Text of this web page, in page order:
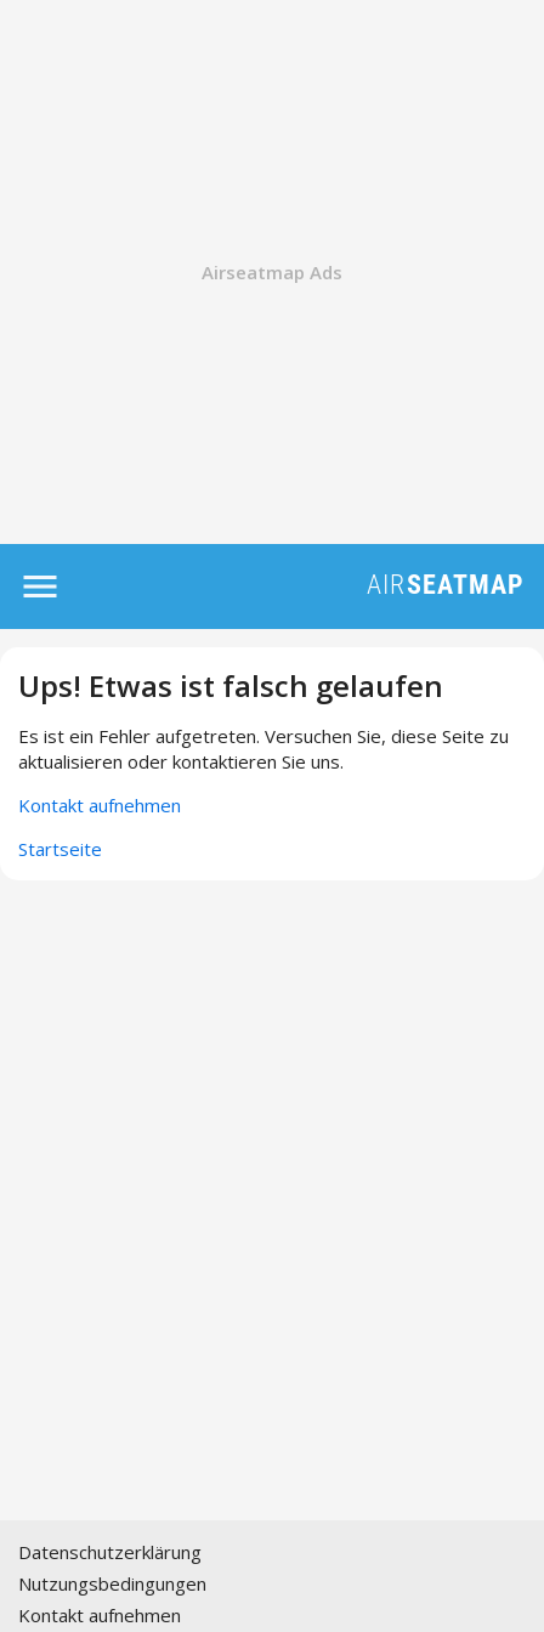
Ups! Etwas ist falsch gelaufen
Es ist ein Fehler aufgetreten. Versuchen Sie, diese Seite zu
aktualisieren oder kontaktieren Sie uns.
Kontakt aufnehmen
Startseite
Datenschutzerklärung
Nutzungsbedingungen
Kontakt aufnehmen